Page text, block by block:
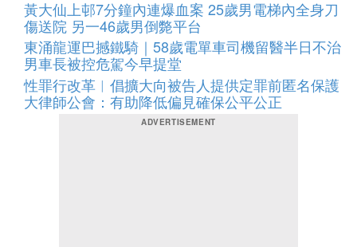
黃大仙上邨7分鐘內連爆血案 25歲男電梯內全身刀
傷送院 另一46歲男倒斃平台
東涌龍運巴撼鐵騎｜58歲電單車司機留醫半日不治
男車長被控危駕今早提堂
性罪行改革︱倡擴大向被告人提供定罪前匿名保護
大律師公會：有助降低偏見確保公平公正